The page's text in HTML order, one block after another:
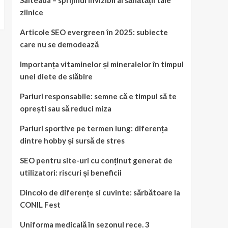
zilnice
Articole SEO evergreen în 2025: subiecte
care nu se demodează
Importanța vitaminelor și mineralelor în timpul
unei diete de slăbire
Pariuri responsabile: semne că e timpul să te
oprești sau să reduci miza
Pariuri sportive pe termen lung: diferența
dintre hobby și sursă de stres
SEO pentru site-uri cu conținut generat de
utilizatori: riscuri și beneficii
Dincolo de diferențe si cuvinte: sărbătoare la
CONIL Fest
Uniforma medicală în sezonul rece. 3